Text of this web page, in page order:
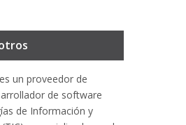
es un proveedor de
de software
de Información y